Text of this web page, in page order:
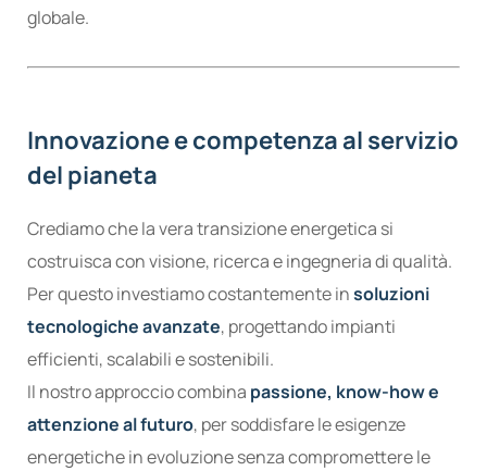
globale.
Innovazione e competenza al servizio
del pianeta
Crediamo che la vera transizione energetica si
costruisca con visione, ricerca e ingegneria di qualità.
Per questo investiamo costantemente insoluzioni
tecnologiche avanzate, progettando impianti
efficienti, scalabili e sostenibili.
Il nostro approccio combina passione, know-how e
attenzione al futuro, per soddisfare le esigenze
energetiche in evoluzione senza compromettere le